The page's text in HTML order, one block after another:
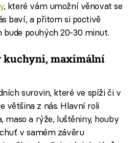
, které vám umožní věnovat se
baví, a přitom si poctivě
pouhých 20-30 minut.
kuchyni, maximální
surovin, které ve spíži či v
většina z nás. Hlavní roli
maso a rýže, luštěniny, houby
v samém závěru